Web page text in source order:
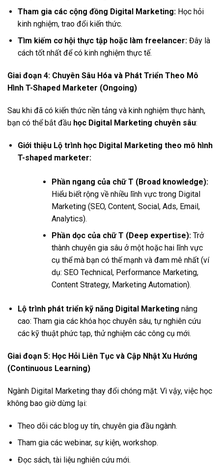
Tham gia các cộng đồng Digital Marketing:Học hỏi
kinh nghiệm, trao đổi kiến thức.
Tìm kiếm cơ hội thực tập hoặc làm freelancer:Đây là
cách tốt nhất để có kinh nghiệm thực tế.
Giai đoạn 4: Chuyên Sâu Hóa và Phát Triển Theo Mô
Hình T-Shaped Marketer (Ongoing)
Sau khi đã có kiến thức nền tảng và kinh nghiệm thực hành,
bạn có thể bắt đầu học Digital Marketing chuyên sâu:
Giới thiệu Lộ trình học Digital Marketing theo mô hình
T-shaped marketer:
Phần ngang của chữ T (Broad knowledge):
Hiểu biết rộng về nhiều lĩnh vực trong Digital
Marketing (SEO, Content, Social, Ads, Email,
Analytics).
Phần dọc của chữ T (Deep expertise):Trở
thành chuyên gia sâu ở một hoặc hai lĩnh vực
cụ thể mà bạn có thế mạnh và đam mê nhất (ví
dụ: SEO Technical, Performance Marketing,
Content Strategy, Marketing Automation).
Lộ trình phát triển kỹ năng Digital Marketing nâng
cao: Tham gia các khóa học chuyên sâu, tự nghiên cứu
các kỹ thuật phức tạp, thử nghiệm các công cụ mới.
Giai đoạn 5: Học Hỏi Liên Tục và Cập Nhật Xu Hướng
(Continuous Learning)
Ngành Digital Marketing thay đổi chóng mặt. Vì vậy, việc học
không bao giờ dừng lại:
Theo dõi các blog uy tín, chuyên gia đầu ngành.
Tham gia các webinar, sự kiện, workshop.
Đọc sách, tài liệu nghiên cứu mới.